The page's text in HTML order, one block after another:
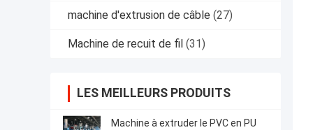
machine d'extrusion de câble (27)
Machine de recuit de fil (31)
LES MEILLEURS PRODUITS
Machine à extruder le PVC en PU